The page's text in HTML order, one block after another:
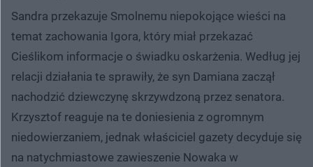
Sandra przekazuje Smolnemu niepokojące wieści na
temat zachowania Igora, który miał przekazać
Cieślikom informacje o świadku oskarżenia. Według jej
relacji działania te sprawiły, że syn Damiana zaczął
nachodzić dziewczynę skrzywdzoną przez senatora.
Krzysztof reaguje na te doniesienia z ogromnym
niedowierzaniem, jednak właściciel gazety decyduje się
na natychmiastowe zawieszenie Nowaka w